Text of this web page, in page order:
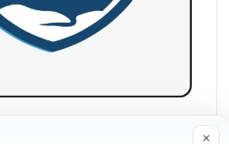
×